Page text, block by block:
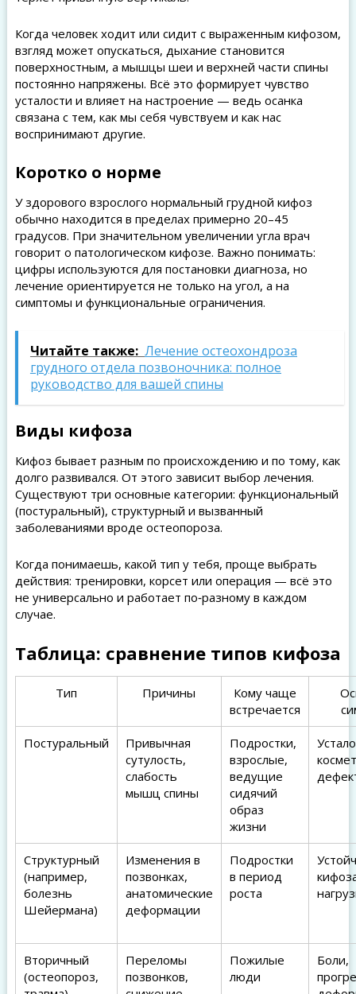
Когда человек ходит или сидит с выраженным кифозом,
взгляд может опускаться, дыхание становится
поверхностным, а мышцы шеи и верхней части спины
постоянно напряжены. Всё это формирует чувство
усталости и влияет на настроение — ведь осанка
связана с тем, как мы себя чувствуем и как нас
воспринимают другие.
Коротко о норме
У здорового взрослого нормальный грудной кифоз
обычно находится в пределах примерно 20–45
градусов. При значительном увеличении угла врач
говорит о патологическом кифозе. Важно понимать:
цифры используются для постановки диагноза, но
лечение ориентируется не только на угол, а на
симптомы и функциональные ограничения.
Читайте также: Лечение остеохондроза
грудного отдела позвоночника: полное
руководство для вашей спины
Виды кифоза
Кифоз бывает разным по происхождению и по тому, как
долго развивался. От этого зависит выбор лечения.
Существуют три основные категории: функциональный
(постуральный), структурный и вызванный
заболеваниями вроде остеопороза.
Когда понимаешь, какой тип у тебя, проще выбрать
действия: тренировки, корсет или операция — всё это
не универсально и работает по‑разному в каждом
случае.
Таблица: сравнение типов кифоза
Тип Причины
Кому чаще
встречается
Постуральный
Привычная
сутулость,
слабость
мышц спины
Подростки,
взрослые,
ведущие
сидячий
образ
жизни
Структурный
(например,
болезнь
Шейермана)
Изменения в
позвонках,
анатомические
деформации
Подростки
в период
роста
Вторичный
(остеопороз,
Переломы
позвонков,
Пожилые
люди
Боли,